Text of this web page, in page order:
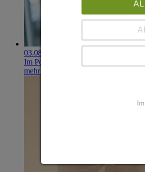
03.08.2026
Im Portfolio: Iset Telecom, IT für das
mehr erfahren